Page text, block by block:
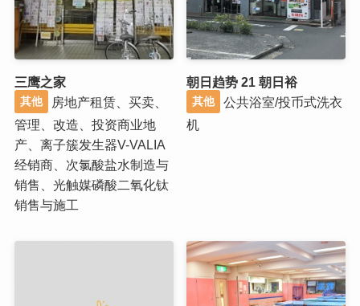
三鹰之家
其他
房地产租赁、买卖、
管理、改造、投资商业地
产、离子簇发生器V-VALIA
经销商、次氯酸盐水制造与
销售、光触媒磷酸二氧化钛
销售与施工
朝日趋势 21 朝日裕
其他
公共浴室/投币式洗衣
机